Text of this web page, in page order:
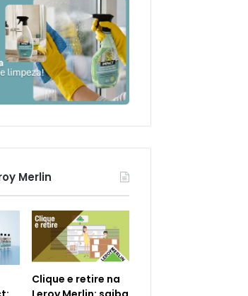
Merlin
Clique e retire na